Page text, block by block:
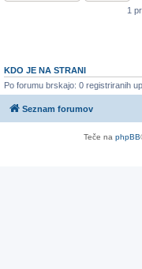
1
KDO JE NA STRANI
Po forumu brskajo: 0 registriranih
Seznam forumov
Teče na phpBB